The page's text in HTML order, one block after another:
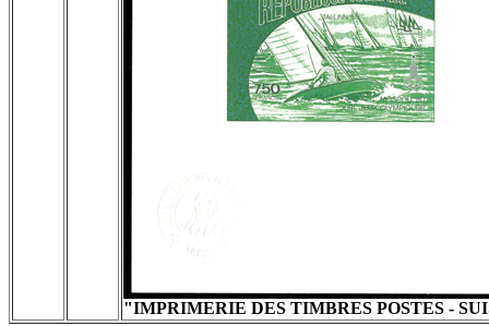
"IMPRIMERIE DES TIMBRES POSTES -